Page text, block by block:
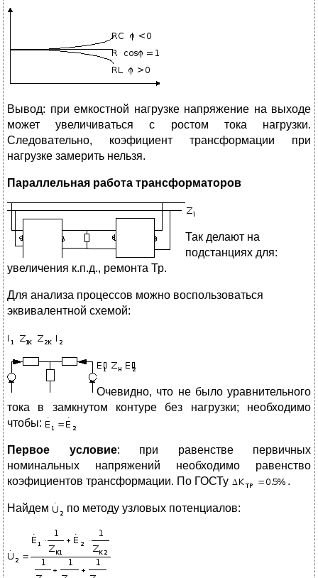
Вывод: при емкостной нагрузке напряжение на выходе
может увеличиваться с ростом тока нагрузки.
Следовательно, коэфициент трансформации при
нагрузке замерить нельзя.
Параллельная работа трансформаторов
Так делают на
подстанциях для:
увеличения к.п.д., ремонта Тр.
Для анализа процессов можно воспользоваться
эквивалентной схемой:
Очевидно, что не было уравнительного
тока в замкнутом контуре без нагрузки; необходимо
чтобы:
Первое условие: при равенстве первичных
номинальных напряжений необходимо равенство
коэфициентов трансформации. По ГОСТу
.
Найдем по методу узловых потенциалов: